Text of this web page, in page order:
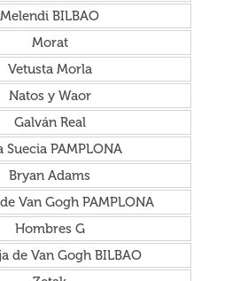
Melendi BILBAO
Morat
Vetusta Morla
Natos y Waor
Galván Real
Suecia PAMPLONA
Bryan Adams
Van Gogh PAMPLONA
Hombres G
de Van Gogh BILBAO